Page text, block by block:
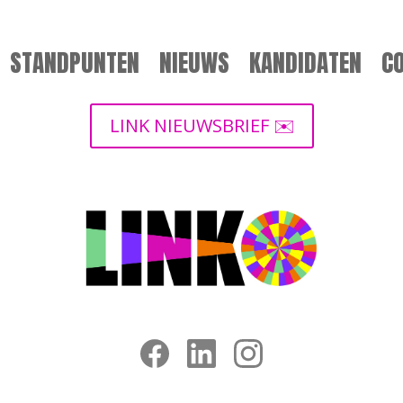
STANDPUNTEN NIEUWS KANDIDATEN
LINK NIEUWSBRIEF ✉️